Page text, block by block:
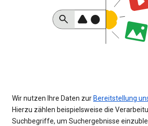
Wir nutzen Ihre Daten zur Bereitstellung
Hierzu zählen beispielsweise die
Suchbegriffe, um Suchergebnisse